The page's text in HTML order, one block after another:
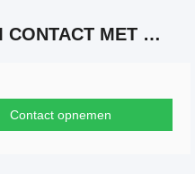
NEEM CONTACT MET ONS OP
Contact opnemen